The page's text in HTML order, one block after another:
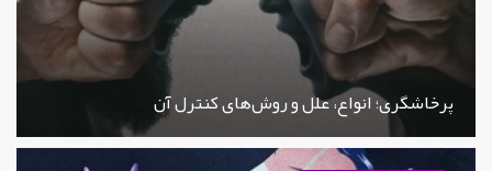
پرخاشگری؛ انواع، علل و روش‌های کنترل آن